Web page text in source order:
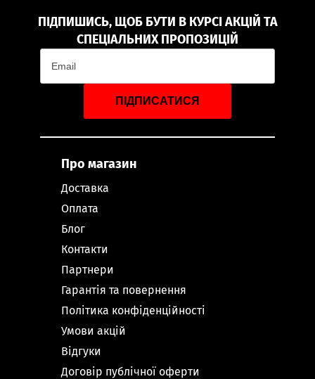
ПІДПИШИСЬ, ЩОБ БУТИ В КУРСІ АКЦІЙ ТА
СПЕЦІАЛЬНИХ ПРОПОЗИЦІЙ
ПІДПИСАТИСЯ
Про магазин
Доставка
Оплата
Блог
Контакти
Партнери
Гарантія та повернення
Політика конфіденційності
Умови акцій
Відгуки
Договір публічної оферти